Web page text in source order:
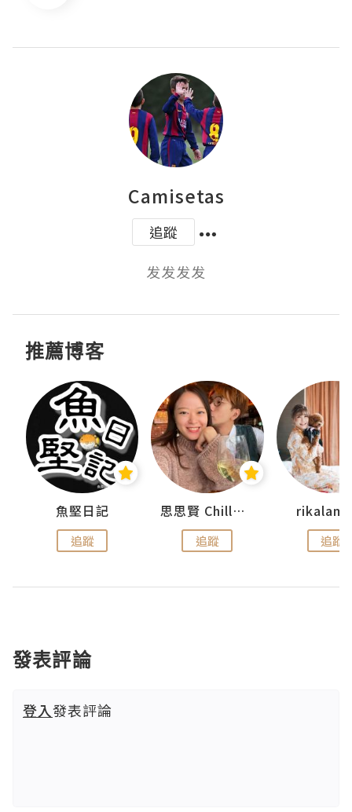
Camisetas
追蹤
发发发发
推薦博客
魚堅日記
追蹤
思思賢 ChillMyBabe
追蹤 追蹤
發表評論
登入發表評論